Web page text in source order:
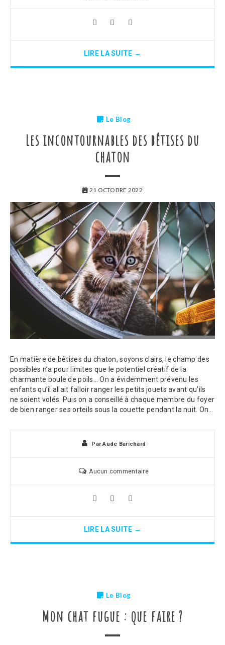
LIRE LA SUITE →
Le Blog
Les incontournables des bêtises du
chaton
21 OCTOBRE 2022
En matière de bêtises du chaton, soyons clairs, le champ des
possibles n’a pour limites que le potentiel créatif de la
charmante boule de poils… On a évidemment prévenu les
enfants qu’il allait falloir ranger les petits jouets avant qu’ils
ne soient volés. Puis on a conseillé à chaque membre du foyer
de bien ranger ses orteils sous la couette pendant la nuit. On…
ParAude Barichard
Aucun commentaire
LIRE LA SUITE →
Le Blog
Mon chat fugue : que faire ?